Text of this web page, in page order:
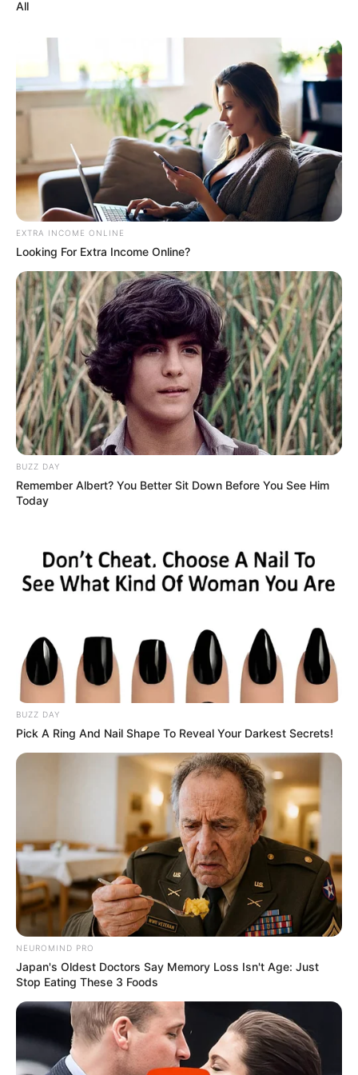
продуктами? Куди я їх діну? Я їх за пару днів
скормлю пацієнтам».
Це пряме свідчення зневаги до гідності та безпеки
людей, які потребують лікування.
медикаментозного забезпечення — лише близько
400 гривень на одну людину. Цього недостатньо
навіть для базового курсу лікування.
Пацієнти змушені купувати ліки власним коштом або
взагалі залишаються без терапії — що є прямим
порушенням Програми медичних гарантій.
У ході візиту Представником Уповноваженого
Андрієм Крючковим встановлено:
• порушення права медиків на своєчасну та
повноцінну оплату праці;
безпечне середовище;
• порушення права на доступ до медичних послуг і
лікарських засобів;
All
EXTRA INCOME ONLINE
Looking For Extra Income Online?
BUZZ DAY
Remember Albert? You Better Sit Down Before You See Him
Today
BUZZ DAY
Pick A Ring And Nail Shape To Reveal Your Darkest Secrets!
NEUROMIND PRO
Japan's Oldest Doctors Say Memory Loss Isn't Age: Just
Stop Eating These 3 Foods